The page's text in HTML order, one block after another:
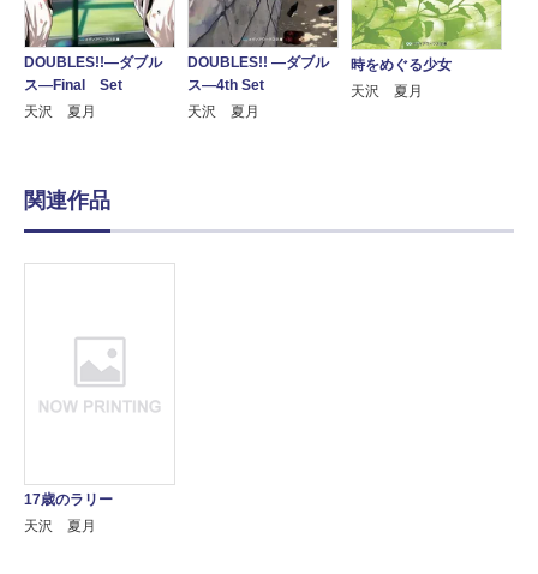
DOUBLES!!―ダブル
ス―Final Set
天沢 夏月
DOUBLES!! ―ダブル
ス―4th Set
天沢 夏月
時をめぐる少女
天沢 夏月
関連作品
17歳のラリー
天沢 夏月